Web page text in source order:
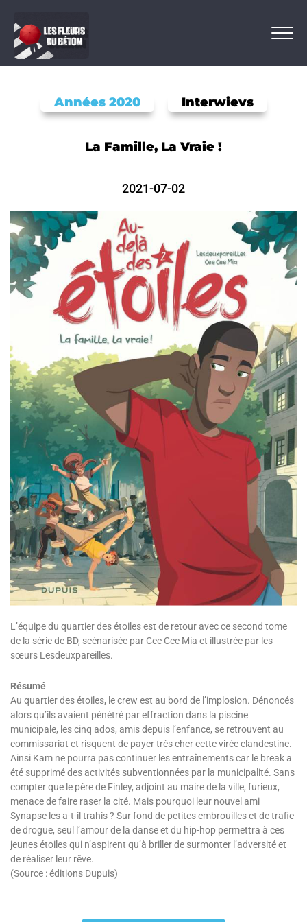
Années 2020 Interwievs
La Famille, La Vraie !
2021-07-02
L’équipe du quartier des étoiles est de retour avec ce second tome
de la série de BD, scénarisée par Cee Cee Mia et illustrée par les
sœurs Lesdeuxpareilles.
Résumé
Au quartier des étoiles, le crew est au bord de l’implosion. Dénoncés
alors qu’ils avaient pénétré par effraction dans la piscine
municipale, les cinq ados, amis depuis l’enfance, se retrouvent au
commissariat et risquent de payer très cher cette virée clandestine.
Ainsi Kam ne pourra pas continuer les entraînements car le break a
été supprimé des activités subventionnées par la municipalité. Sans
compter que le père de Finley, adjoint au maire de la ville, furieux,
menace de faire raser la cité. Mais pourquoi leur nouvel ami
Synapse les a-t-il trahis ? Sur fond de petites embrouilles et de trafic
de drogue, seul l’amour de la danse et du hip-hop permettra à ces
jeunes étoiles qui n’aspirent qu’à briller de surmonter l’adversité et
de réaliser leur rêve.
(Source : éditions Dupuis)